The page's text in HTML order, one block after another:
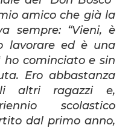
amico che già la
sempre: “Vieni, è
lavorare ed è una
ho cominciato e sin
Ero abbastanza
altri ragazzi e,
scolastico
dal primo anno,